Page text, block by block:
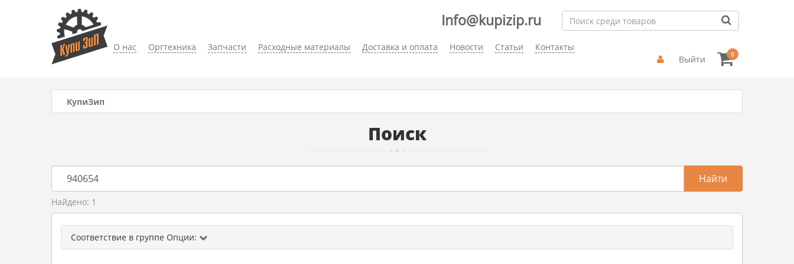
О нас Оргтехника Запчасти Расходные материалы Доставка и оплата Новости Статьи Контакты
Info@kupizip.ru
Выйти 0
КупиЗип
Поиск
Найдено: 1
Соответствие в группе Опции: